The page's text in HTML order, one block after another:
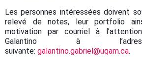
Les personnes intéressées doivent
relevé de notes, leur portfolio
motivation par courriel à
Galantino à
suivante: galantino.gabriel@uqam.ca.